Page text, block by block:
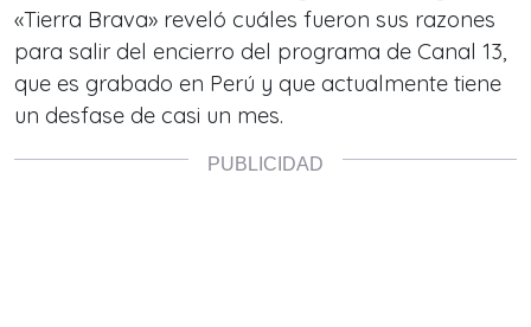
«Tierra Brava» reveló cuáles fueron sus razones
para salir del encierro del programa de Canal 13,
que es grabado en Perú y que actualmente tiene
un desfase de casi un mes.